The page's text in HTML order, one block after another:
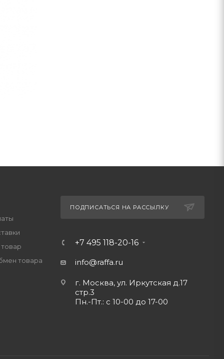
товар
товара
ПОДПИСАТЬСЯ НА РАССЫЛКУ
+7 495 118-20-16
info@raffa.ru
г. Москва, ул. Иркутская д.17
стр.3
Пн.-Пт.: с 10-00 до 17-00